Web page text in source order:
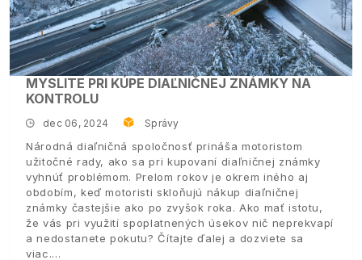
MYSLITE PRI KÚPE DIAĽNIČNEJ ZNÁMKY NA
KONTROLU
dec 06, 2024 Správy
Národná diaľničná spoločnosť prináša motoristom
užitočné rady, ako sa pri kupovaní diaľničnej známky
vyhnúť problémom. Prelom rokov je okrem iného aj
obdobím, keď motoristi skloňujú nákup diaľničnej
známky častejšie ako po zvyšok roka. Ako mať istotu,
že vás pri využití spoplatnených úsekov nič neprekvapí
a nedostanete pokutu? Čítajte ďalej a dozviete sa
viac.